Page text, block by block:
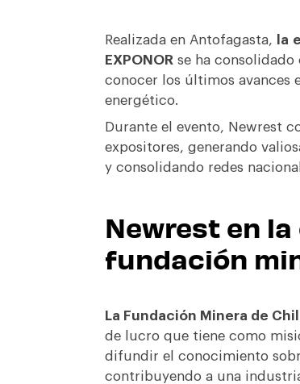
Realizada en Antofagasta, la
EXPONOR se ha
conocer los últimos avances
energético.
Durante el evento, Newrest
expositores, generando
y consolidando redes
Newrest en la
fundación
La Fundación Minera de
de lucro que tiene como
difundir el conocimiento
contribuyendo a una